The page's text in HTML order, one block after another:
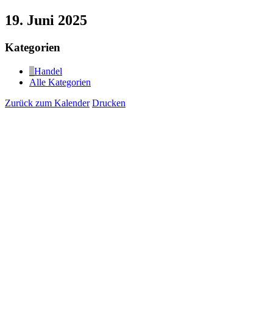
19. Juni 2025
Kategorien
Handel
Alle Kategorien
Zurück zum Kalender Drucken